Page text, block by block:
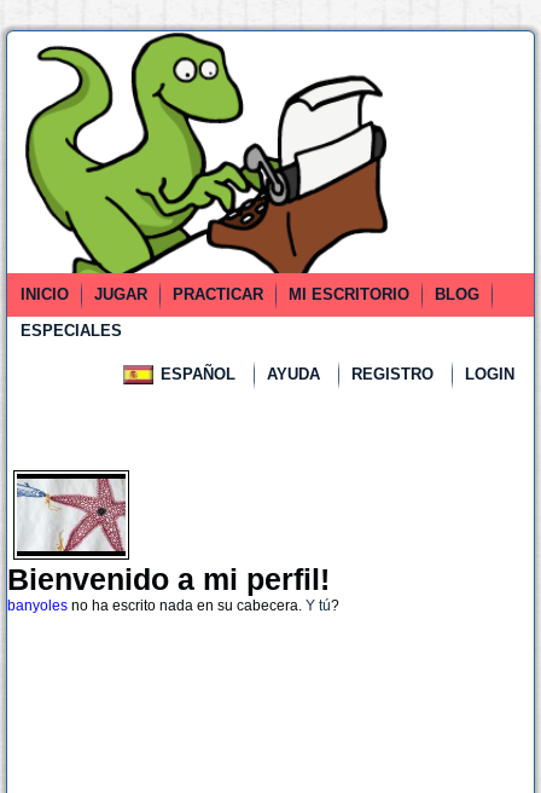
INICIO JUGAR PRACTICAR MI ESCRITORIO
BLOG
ESPECIALES
ESPAÑOL AYUDA REGISTRO LOGIN
Bienvenido a mi perfil!
banyoles no ha escrito nada en su cabecera. Y tú?